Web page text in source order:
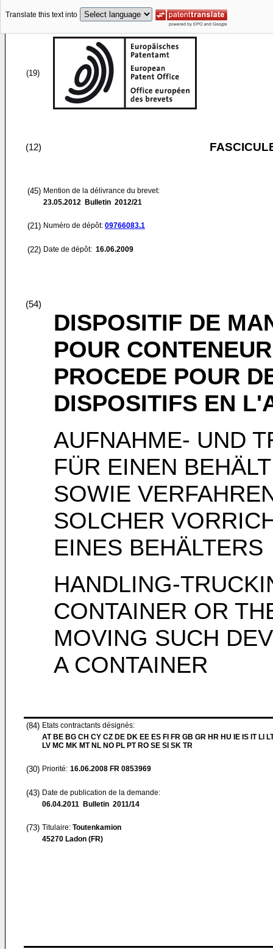
Translate this text into
(19)
(12)
(45) Mention de la délivrance du brevet:
23.05.2012 Bulletin 2012/21
(21) Numéro de dépôt: 09766083.1
(22) Date de dépôt: 16.06.2009
(54)
DISPOSITIF DE
POUR
PROCEDE POUR
DISPOSITIFS EN
AUFNAHME- UND
FÜR EINEN
SOWIE
SOLCHER
EINES BEHÄLTERS
HANDLING-
CONTAINER OR
MOVING SUCH
A CONTAINER
(84) Etats contractants désignés:
AT BE BG CH CY CZ DE DK EE ES FI FR GB GR HR HU IE IS IT LI
LV MC MK MT NL NO PL PT RO SE SI SK TR
(30) Priorité: 16.06.2008 FR 0853969
(43) Date de publication de la demande:
06.04.2011 Bulletin 2011/14
(73) Titulaire: Toutenkamion
45270 Ladon (FR)